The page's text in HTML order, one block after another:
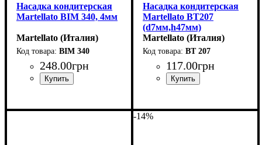
Насадка кондитерская
Martellato BIM 340, 4мм
Martellato (Италия)
BIM 340
248.00грн
Насадка кондитерская
Martellato BT207
(d7мм,h47мм)
Martellato (Италия)
BT 207
117.00грн
-14%